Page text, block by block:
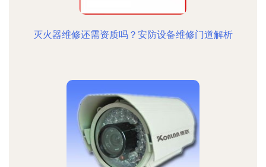
灭火器维修还需资质吗？安防设备维修门道解析